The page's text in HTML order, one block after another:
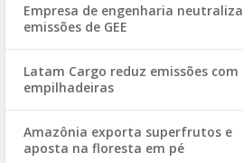
Empresa de engenharia neutraliza
emissões de GEE
Latam Cargo reduz emissões com
empilhadeiras
Amazônia exporta superfrutos e
aposta na floresta em pé